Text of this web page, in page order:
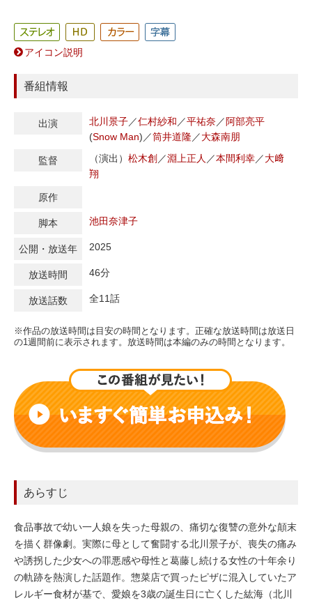
アイコン説明
番組情報
出演 北川景子／仁村紗和 ／平祐奈 ／ 阿部亮平
(Snow Man) ／筒井道隆 ／大森南朋
監督 （演出） 松木創 ／淵上正人 ／本間利幸／大﨑
翔
原作
脚本 池田奈津子
公開・放送年 2025
放送時間 46分
放送話数 全11話
※作品の放送時間は目安の時間となります。正確な放送時間は放送日
の1週間前に表示されます。放送時間は本編のみの時間となります。
あらすじ
食品事故で幼い一人娘を失った母親の、痛切な復讐の意外な顛末
を描く群像劇。実際に母として奮闘する北川景子が、喪失の痛み
や誘拐した少女への罪悪感や母性と葛藤し続ける女性の十年余り
の軌跡を熱演した話題作。惣菜店で買ったピザに混入していたア
レルギー食材が基で、愛娘を3歳の誕生日に亡くした紘海（北川